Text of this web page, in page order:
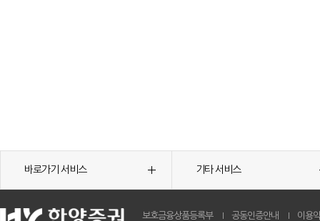
바로가기 서비스 기타 서비스
보호금융상품등록부 공동인증안내 이용